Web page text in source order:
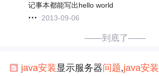
记事本都能写出hello world
2013-09-06
——到底了——
java安装显示服务器问题,java安装